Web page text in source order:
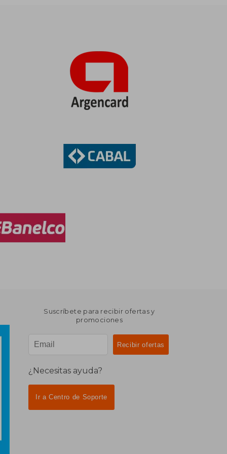
Suscríbete para recibir ofertas y
promociones
¿Necesitas ayuda?
Ir a Centro de Soporte